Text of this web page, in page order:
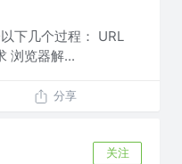
下几个过程： URL
浏览器解...
分享
关注